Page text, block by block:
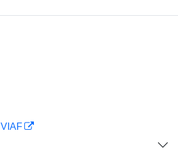
VIAF